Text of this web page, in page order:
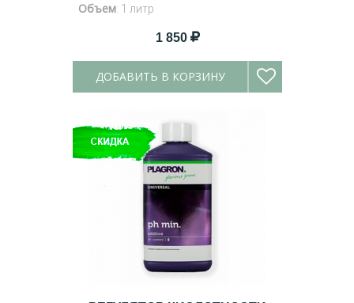
Объем: 1 литр
1 850
ДОБАВИТЬ В КОРЗИНУ